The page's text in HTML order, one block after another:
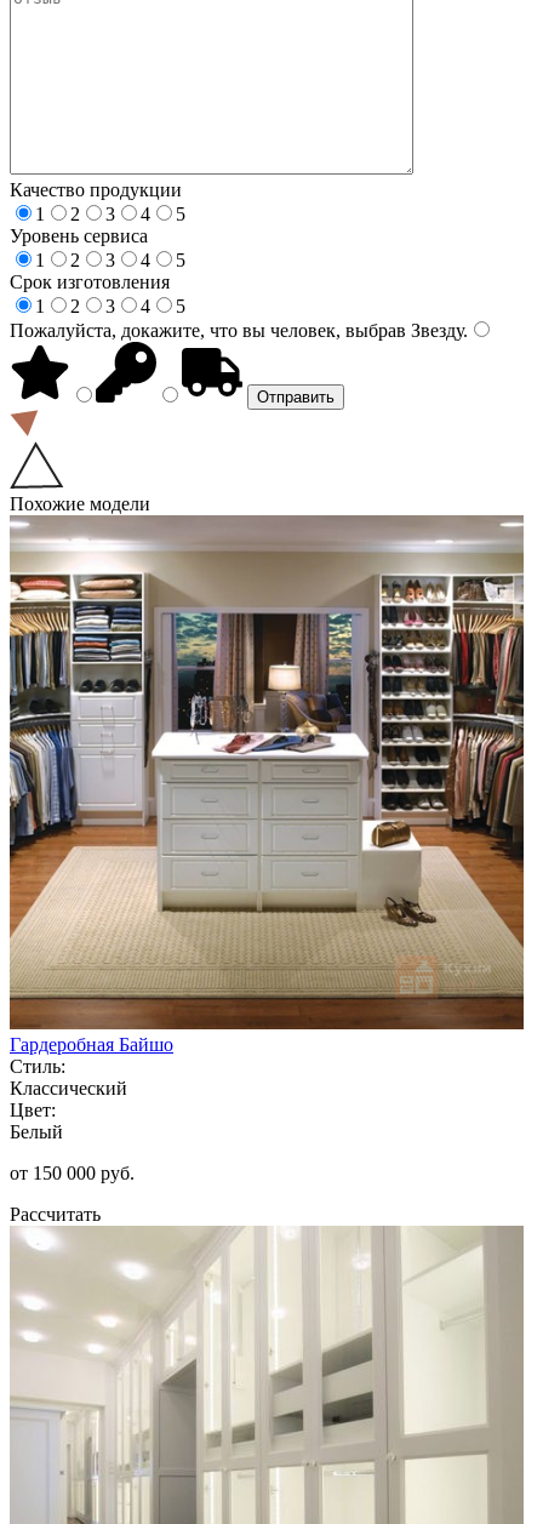
Качество продукции
1
2 3 4
5
Уровень сервиса
1
2 3 4
5
Срок изготовления
1
2 3 4
5
Пожалуйста, докажите, что вы человек, выбрав Звезду.
Похожие модели
Гардеробная Байшо
Стиль:
Классический
Цвет:
Белый
от 150 000 руб.
Рассчитать